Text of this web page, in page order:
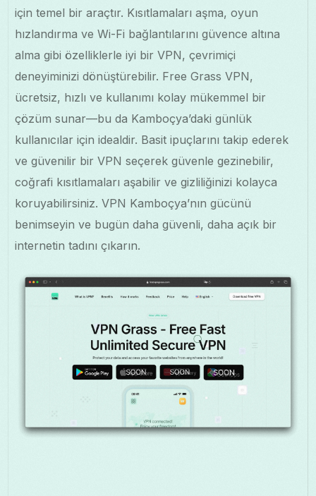
için temel bir araçtır. Kısıtlamaları aşma, oyun
hızlandırma ve Wi-Fi bağlantılarını güvence altına
alma gibi özelliklerle iyi bir VPN, çevrimiçi
deneyiminizi dönüştürebilir. Free Grass VPN,
ücretsiz, hızlı ve kullanımı kolay mükemmel bir
çözüm sunar—bu da Kamboçya’daki günlük
kullanıcılar için idealdir. Basit ipuçlarını takip ederek
ve güvenilir bir VPN seçerek güvenle gezinebilir,
coğrafi kısıtlamaları aşabilir ve gizliliğinizi kolayca
koruyabilirsiniz. VPN Kamboçya’nın gücünü
benimseyin ve bugün daha güvenli, daha açık bir
internetin tadını çıkarın.